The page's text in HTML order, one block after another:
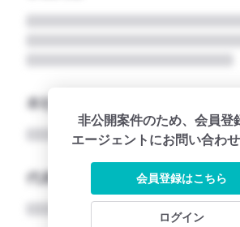
本社所在地名
代表者
非公開案件のため、会員登
エージェントにお問い合わ
会員登録はこちら
ログイン